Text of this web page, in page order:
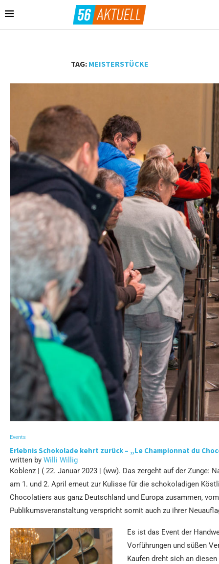
TAG: MEISTERSTÜCKE
Events
Erlebnis Schokolade kehrt zurück – „Le Championnat du
written by Willi Willig
Koblenz | ( 22. Januar 2023 | (ww). Das zergeht auf der Zunge:
am 1. und 2. April erneut zur Kulisse für die schokoladigen
Chocolatiers aus ganz Deutschland und Europa zusammen,
Publikumsveranstaltung verspricht somit auch zu ihrer
Es ist das Event der
Vorführungen und süßen
Kaufen dreht sich an